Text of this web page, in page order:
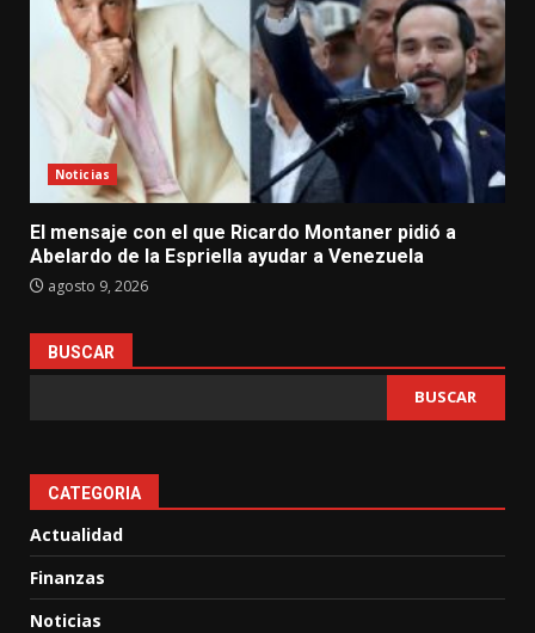
Noticias
El mensaje con el que Ricardo Montaner pidió a
Abelardo de la Espriella ayudar a Venezuela
agosto 9, 2026
BUSCAR
BUSCAR
CATEGORIA
Actualidad
Finanzas
Noticias